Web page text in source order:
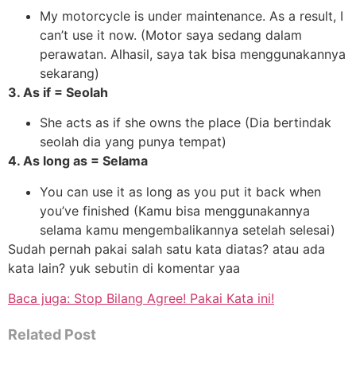
My motorcycle is under maintenance. As a result, I
can’t use it now. (Motor saya sedang dalam
perawatan. Alhasil, saya tak bisa menggunakannya
sekarang)
3. As if = Seolah
She acts as if she owns the place (Dia bertindak
seolah dia yang punya tempat)
4. As long as = Selama
You can use it as long as you put it back when
you’ve finished (Kamu bisa menggunakannya
selama kamu mengembalikannya setelah selesai)
Sudah pernah pakai salah satu kata diatas? atau ada
kata lain? yuk sebutin di komentar yaa
Baca juga: Stop Bilang Agree! Pakai Kata ini!
Related Post